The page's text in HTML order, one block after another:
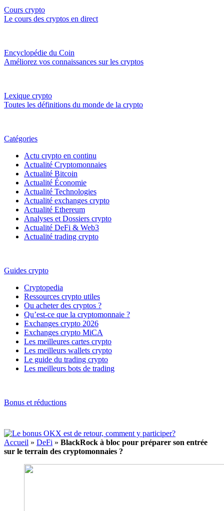
Cours crypto
Le cours des cryptos en direct
Encyclopédie du Coin
Améliorez vos connaissances sur les cryptos
Lexique crypto
Toutes les définitions du monde de la crypto
Catégories
Actu crypto en continu
Actualité Cryptomonnaies
Actualité Bitcoin
Actualité Économie
Actualité Technologies
Actualité exchanges crypto
Actualité Ethereum
Analyses et Dossiers crypto
Actualité DeFi & Web3
Actualité trading crypto
Guides crypto
Cryptopedia
Ressources crypto utiles
Ou acheter des cryptos ?
Qu’est-ce que la cryptomonnaie ?
Exchanges crypto 2026
Exchanges crypto MiCA
Les meilleures cartes crypto
Les meilleurs wallets crypto
Le guide du trading crypto
Les meilleurs bots de trading
Bonus et réductions
Accueil » DeFi » BlackRock à bloc pour préparer son entrée
sur le terrain des cryptomonnaies ?